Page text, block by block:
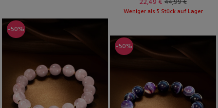
Weniger als 5 Stück auf Lager
-50%
-50%